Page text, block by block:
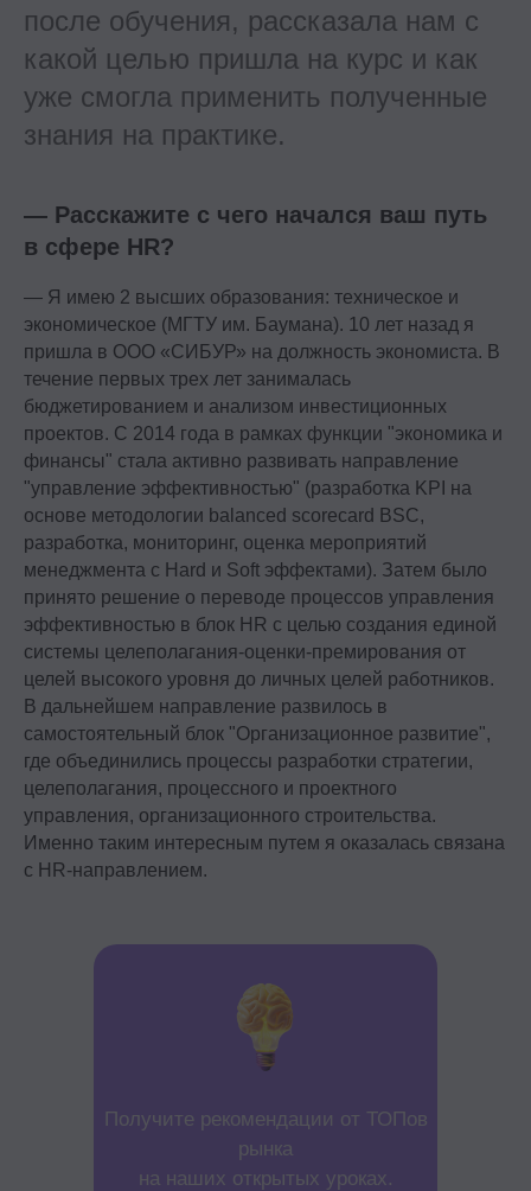
после обучения, рассказала нам с
какой целью пришла на курс и как
уже смогла применить полученные
знания на практике.
— Расскажите с чего начался ваш путь
в сфере HR?
— Я имею 2 высших образования: техническое и
экономическое (МГТУ им. Баумана). 10 лет назад я
пришла в ООО «СИБУР» на должность экономиста. В
течение первых трех лет занималась
бюджетированием и анализом инвестиционных
проектов. C 2014 года в рамках функции "экономика и
финансы" стала активно развивать направление
"управление эффективностью" (разработка KPI на
основе методологии balanced scorecard BSC,
разработка, мониторинг, оценка мероприятий
менеджмента с Hard и Soft эффектами). Затем было
принято решение о переводе процессов управления
эффективностью в блок HR с целью создания единой
системы целеполагания-оценки-премирования от
целей высокого уровня до личных целей работников.
В дальнейшем направление развилось в
самостоятельный блок "Организационное развитие",
где объединились процессы разработки стратегии,
целеполагания, процессного и проектного
управления, организационного строительства.
Именно таким интересным путем я оказалась связана
с HR-направлением.
Получите рекомендации от ТОПов
рынка
на наших открытых уроках.